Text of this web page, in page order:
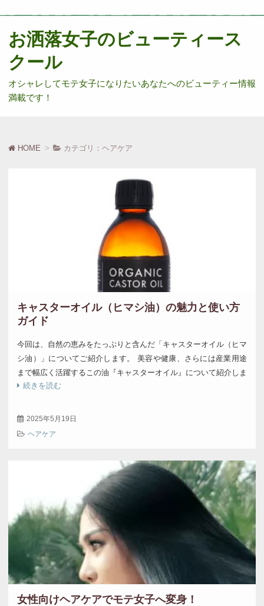
お洒落女子のビューティース
クール
オシャレしてモテ女子になりたいあなたへのビューティー情報
満載です！
HOME カテゴリ：ヘアケア
キャスターオイル（ヒマシ油）の魅力と使い方
ガイド
今回は、自然の恵みをたっぷりと含んだ「キャスターオイル（ヒマ
シ油）」についてご紹介します。 美容や健康、さらには産業用途
まで幅広く活躍するこの油『キャスターオイル』について紹介しま
す。 キャスターオイルとは？ キャスター […]
続きを読む
2025年5月19日
ヘアケア
女性向けヘアケアでモテ女子へ変身！